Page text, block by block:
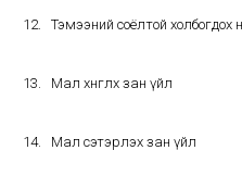
Тэмээний соёлтой
Мал хөнгөлөх зан үйл
Мал сэтэрлэх зан үйл